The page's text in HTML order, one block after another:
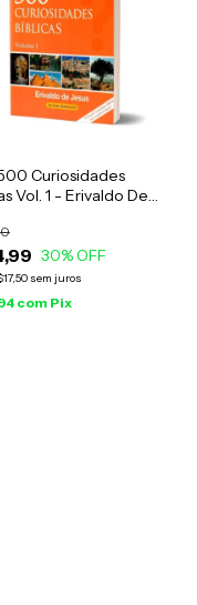
Curiosidades
Vol. 1 - Erivaldo De
30% OFF
sem juros
com Pix